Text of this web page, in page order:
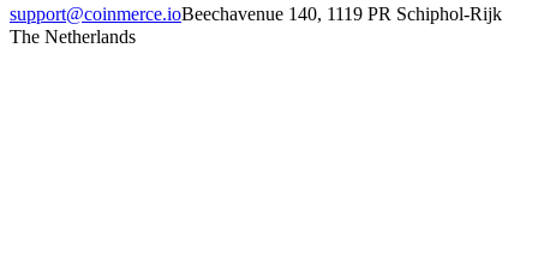
support@coinmerce.ioBeechavenue 140, 1119 PR Schiphol-Rijk
The Netherlands